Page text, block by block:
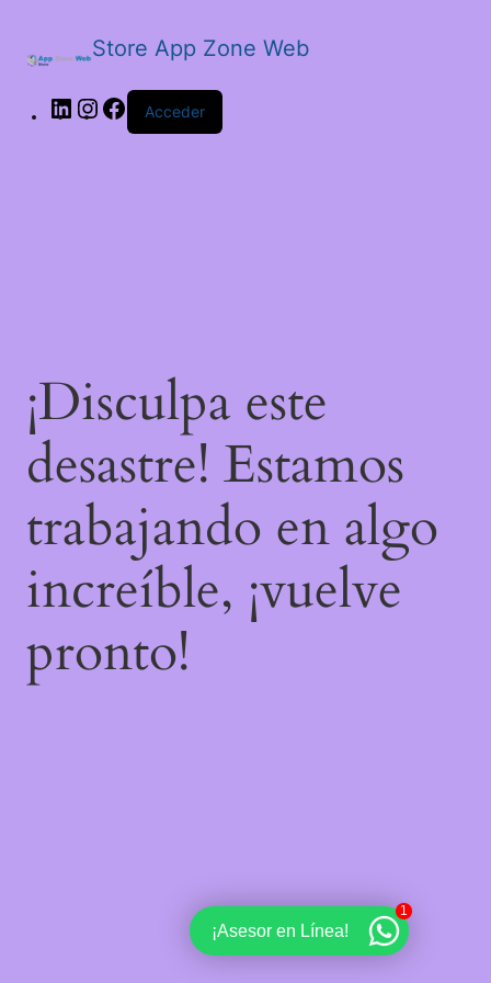
Store App Zone Web
LinkedInInstagram
Facebook
Acceder
¡Disculpa este
desastre! Estamos
trabajando en algo
increíble, ¡vuelve
pronto!
¡Asesor en Línea!
1